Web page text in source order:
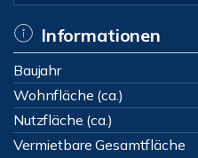
Informationen
Baujahr
Wohnfläche (ca.)
Nutzfläche (ca.)
Vermietbare Gesamtfläche